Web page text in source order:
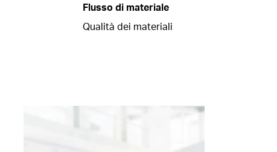
Flusso di materiale
Qualità dei materiali